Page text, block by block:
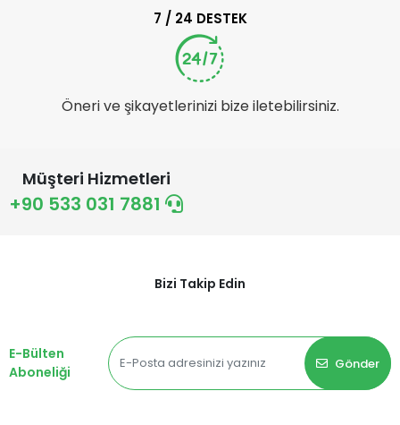
7 / 24 DESTEK
Öneri ve şikayetlerinizi bize iletebilirsiniz.
Müşteri Hizmetleri
+90 533 031 7881
Bizi Takip Edin
E-Bülten
Aboneliği
Gönder